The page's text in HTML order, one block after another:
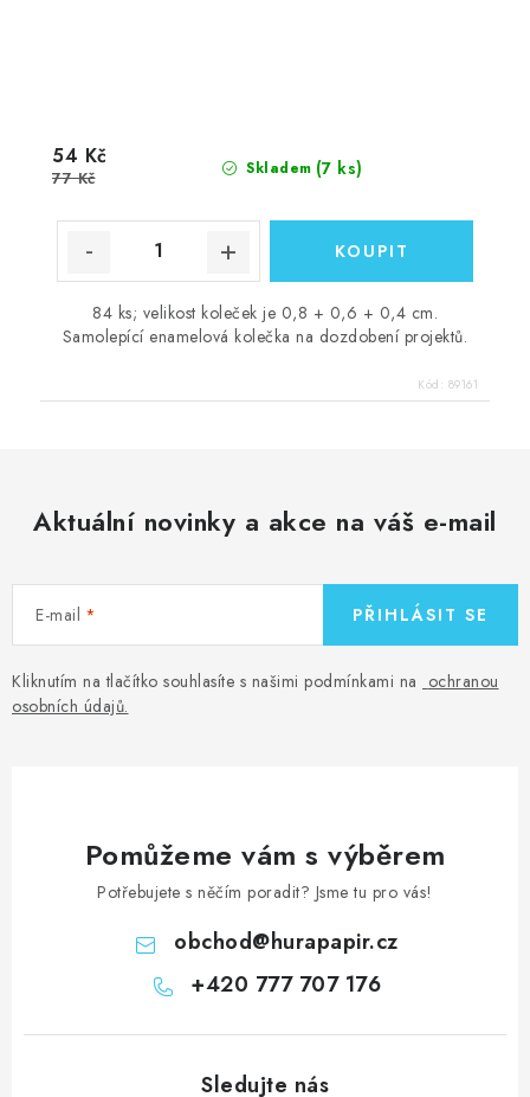
Skladem (7 ks)
54 Kč
77 Kč
84 ks; velikost koleček je 0,8 + 0,6 + 0,4 cm.
Samolepící enamelová kolečka na dozdobení projektů.
Kód: 89161
Aktuální novinky a akce na váš e-mail
E-mail
Kliknutím na tlačítko souhlasíte s našimi podmínkami na ochranou
osobních údajů.
PŘIHLÁSIT SE
Pomůžeme vám s výběrem
Potřebujete s něčím poradit? Jsme tu pro vás!
obchod@hurapapir.cz
+420 777 707 176